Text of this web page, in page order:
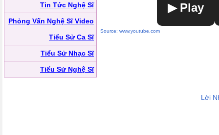
Tin Tức Nghệ Sĩ
Phỏng Vấn Nghệ Sĩ Video
Tiểu Sử Ca Sĩ
Tiểu Sử Nhạc Sĩ
Tiểu Sử Nghệ Sĩ
▶ Play
Source: www.youtube.com
Lời